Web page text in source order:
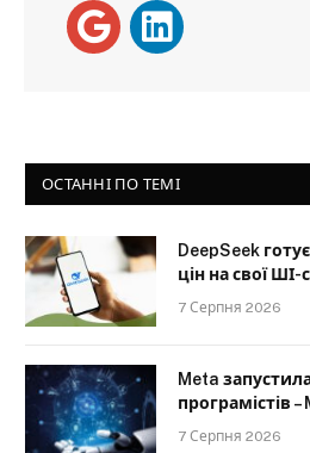
ОСТАННІ ПО ТЕМІ
DeepSeek
цін на свої ШІ-
7 Серпня 2026
Meta
програмістів –
7 Серпня 2026